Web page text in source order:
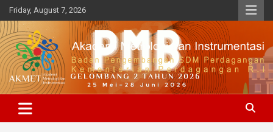
Skip
to
content
Friday, August 7, 2026
Akademi Metrologi dan
Instrumenasi
BPSDMP, Kementerian Perdagangan R.I